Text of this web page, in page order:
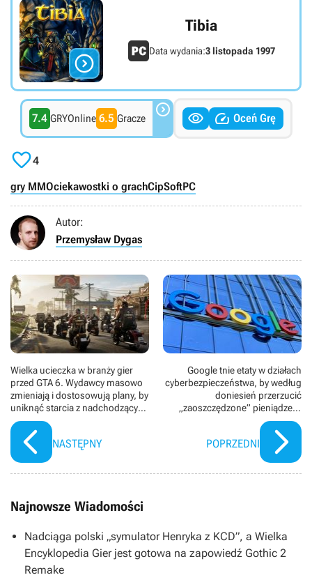

Tibia
Data wydania:3 listopada 1997
7.4 GRYOnline 6.5 Gracze    Oceń Grę
4
gry MMOciekawostki o grachCipSoftPC
Autor:
Przemysław Dygas
Wielka ucieczka w branży gier
przed GTA 6. Wydawcy masowo
zmieniają i dostosowują plany, by
uniknąć starcia z nadchodzącym
potworem
NASTĘPNY
Google tnie etaty w działach
cyberbezpieczeństwa, by według
doniesień przerzucić
„zaoszczędzone” pieniądze w
rozwój AI
POPRZEDNI
Najnowsze Wiadomości
Nadciąga polski „symulator Henryka z KCD”, a Wielka
Encyklopedia Gier jest gotowa na zapowiedź Gothic 2
Remake